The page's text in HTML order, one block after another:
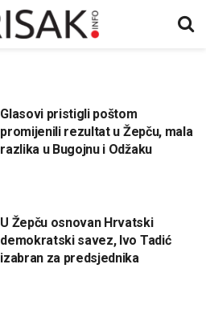
Glasovi pristigli poštom
promijenili rezultat u Žepču, mala
razlika u Bugojnu i Odžaku
U Žepču osnovan Hrvatski
demokratski savez, Ivo Tadić
izabran za predsjednika